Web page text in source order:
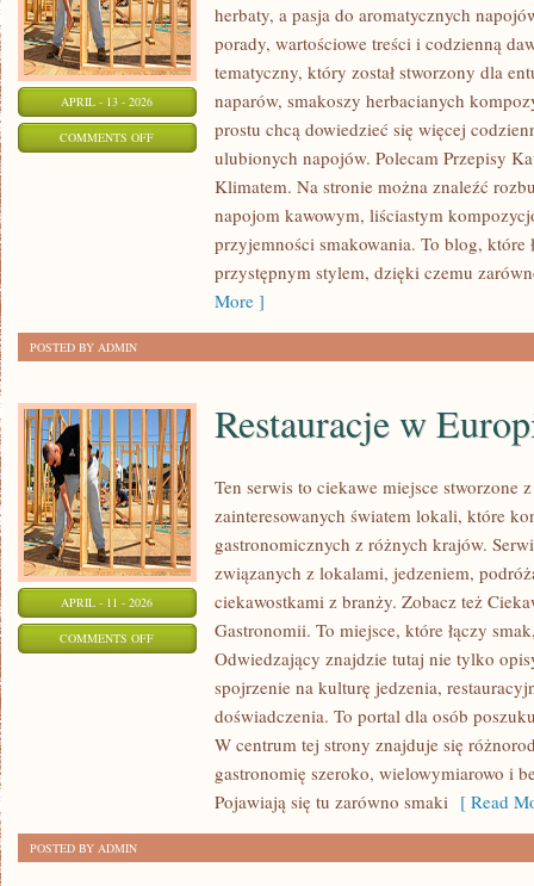
APRIL - 13 - 2026
COMMENTS OFFON
MIESZANKI
herbaty, a pasja do aromatycznych
porady, wartościowe treści i codzienną
tematyczny, który został stworzony dla
naparów, smakoszy herbacianych
prostu chcą dowiedzieć się więcej
ulubionych napojów. Polecam Przepisy
Klimatem. Na stronie można znaleźć
napojom kawowym, liściastym
przyjemności smakowania. To blog, które
przystępnym stylem, dzięki czemu
More ]
POSTED BY ADMIN
APRIL - 11 - 2026
COMMENTS OFFON
RESTAURACJE
Restauracje w
Ten serwis to ciekawe miejsce stworzone
zainteresowanych światem lokali, które
gastronomicznych z różnych krajów.
związanych z lokalami, jedzeniem,
ciekawostkami z branży. Zobacz też
Gastronomii. To miejsce, które łączy
Odwiedzający znajdzie tutaj nie tylko
spojrzenie na kulturę jedzenia,
doświadczenia. To portal dla osób
W centrum tej strony znajduje się
gastronomię szeroko, wielowymiarowo i
Pojawiają się tu zarówno smaki [ Read
POSTED BY ADMIN